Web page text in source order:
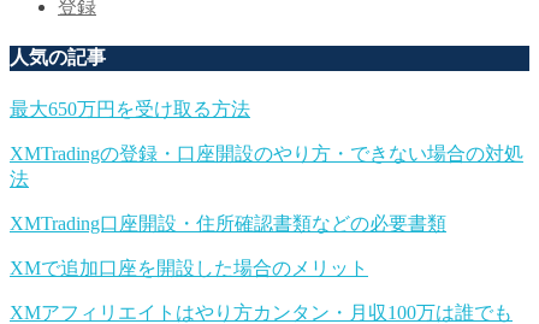
登録
人気の記事
最大650万円を受け取る方法
XMTradingの登録・口座開設のやり方・できない場合の対処
法
XMTrading口座開設・住所確認書類などの必要書類
XMで追加口座を開設した場合のメリット
XMアフィリエイトはやり方カンタン・月収100万は誰でも